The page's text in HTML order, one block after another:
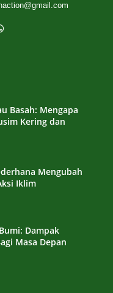
Basah: Mengapa
Kering dan
Mengubah
Iklim
Dampak
Masa Depan